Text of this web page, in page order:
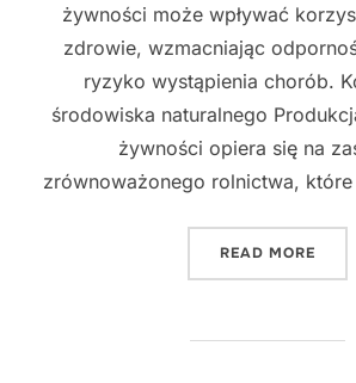
żywności może wpływać
zdrowie, wzmacniając
ryzyko wystąpienia chorób.
środowiska naturalnego
żywności opiera się na
zrównoważonego rolnictwa,
READ MORE